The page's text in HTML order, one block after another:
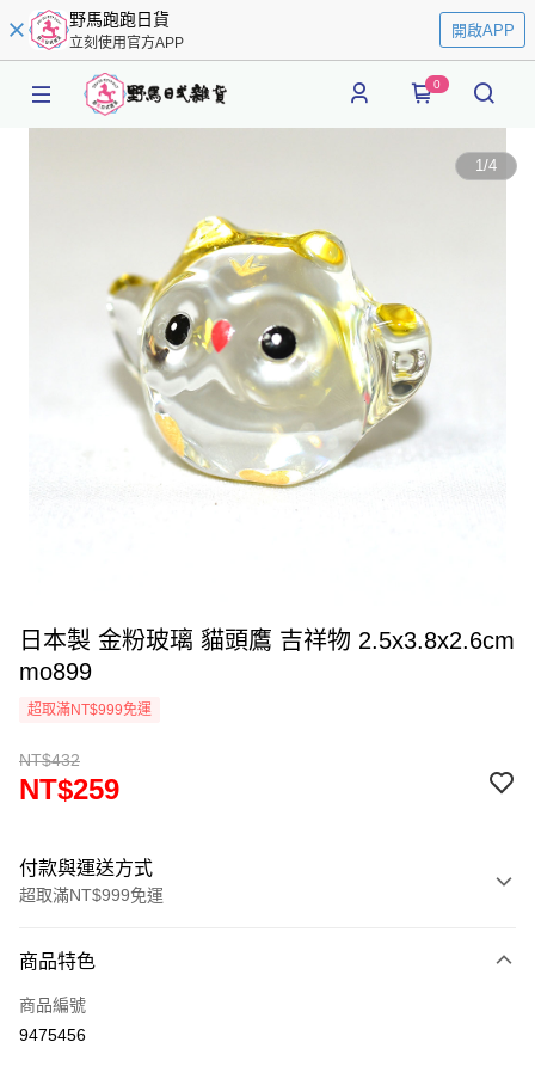
野馬跑跑日貨
立刻使用官方APP
開啟APP
0
1/4
日本製 金粉玻璃 貓頭鷹 吉祥物 2.5x3.8x2.6cm
mo899
超取滿NT$999免運
NT$432
NT$259
付款與運送方式
超取滿NT$999免運
信用卡一次付款
信用卡分期付款
商品特色
商品編號
9475456